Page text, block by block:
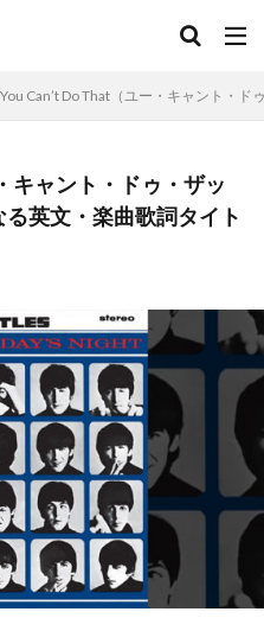
You Can’t Do That（ユー・キャント・
キャント・ドゥ・ザッ
英文・楽曲歌詞タイト